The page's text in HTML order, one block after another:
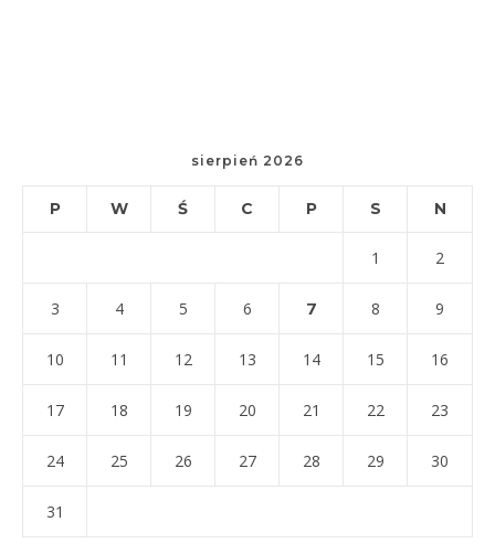
sierpień 2026
P W Ś C P S N
1 2
3 4 5 6 7 8 9
10 11 12 13 14 15 16
17 18 19 20 21 22 23
24 25 26 27 28 29 30
31